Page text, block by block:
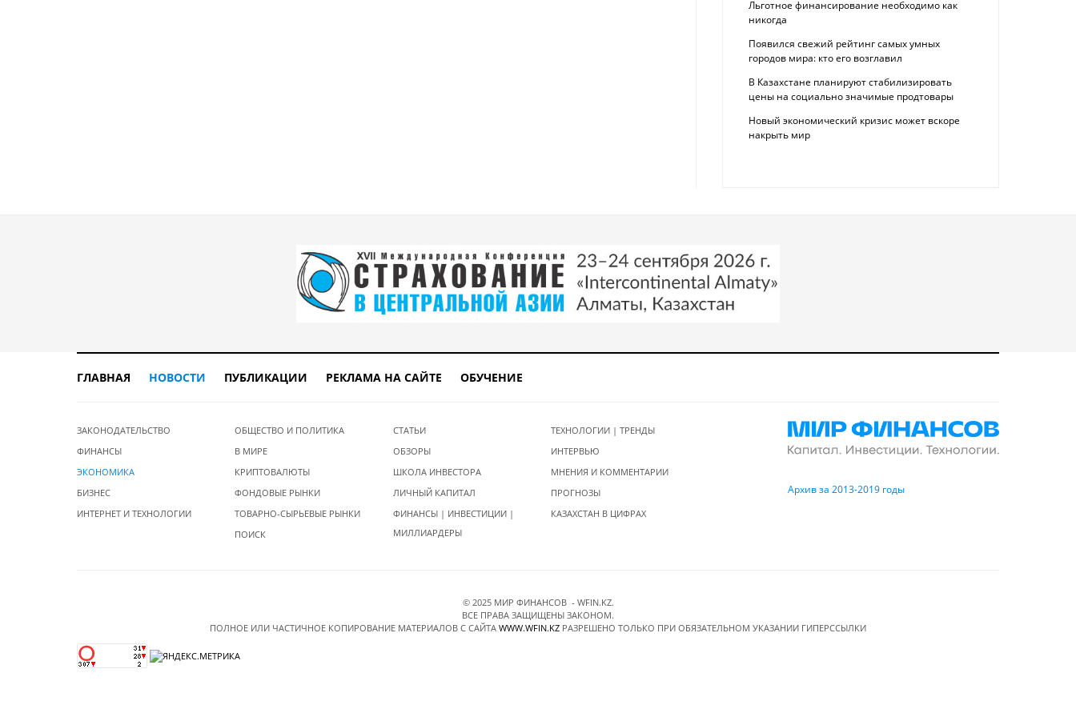
Льготное финансирование необходимо как
никогда
Появился свежий рейтинг самых умных
городов мира: кто его возглавил
В Казахстане планируют стабилизировать
цены на социально значимые продтовары
Новый экономический кризис может вскоре
накрыть мир
ГЛАВНАЯ НОВОСТИ ПУБЛИКАЦИИ РЕКЛАМА НА САЙТЕ ОБУЧЕНИЕ
ЗАКОНОДАТЕЛЬСТВО
ФИНАНСЫ
ЭКОНОМИКА
БИЗНЕС
ИНТЕРНЕТ И ТЕХНОЛОГИИ
ОБЩЕСТВО И ПОЛИТИКА
В МИРЕ
КРИПТОВАЛЮТЫ
ФОНДОВЫЕ РЫНКИ
ТОВАРНО-СЫРЬЕВЫЕ РЫНКИ
ПОИСК
СТАТЬИ
ОБЗОРЫ
ШКОЛА ИНВЕСТОРА
ЛИЧНЫЙ КАПИТАЛ
ФИНАНСЫ | ИНВЕСТИЦИИ |
МИЛЛИАРДЕРЫ
ТЕХНОЛОГИИ | ТРЕНДЫ
ИНТЕРВЬЮ
МНЕНИЯ И КОММЕНТАРИИ
ПРОГНОЗЫ
КАЗАХСТАН В ЦИФРАХ
Архив за 2013-2019 годы
© 2025 МИР ФИНАНСОВ - WFIN.KZ.
ВСЕ ПРАВА ЗАЩИЩЕНЫ ЗАКОНОМ.
ПОЛНОЕ ИЛИ ЧАСТИЧНОЕ КОПИРОВАНИЕ МАТЕРИАЛОВ C САЙТА WWW.WFIN.KZ РАЗРЕШЕНО ТОЛЬКО ПРИ ОБЯЗАТЕЛЬНОМ УКАЗАНИИ ГИПЕРССЫЛКИ